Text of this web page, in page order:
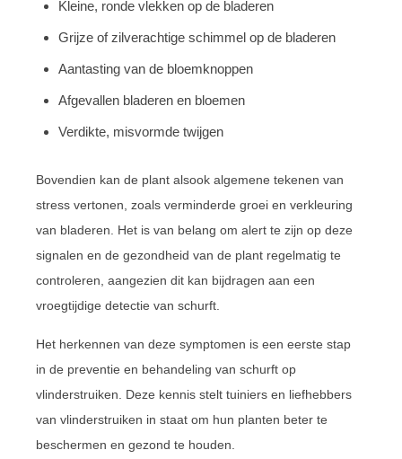
Kleine, ronde vlekken op de bladeren
Grijze of zilverachtige schimmel op de bladeren
Aantasting van de bloemknoppen
Afgevallen bladeren en bloemen
Verdikte, misvormde twijgen
Bovendien kan de plant alsook algemene tekenen van
stress vertonen, zoals verminderde groei en verkleuring
van bladeren. Het is van belang om alert te zijn op deze
signalen en de gezondheid van de plant regelmatig te
controleren, aangezien dit kan bijdragen aan een
vroegtijdige detectie van schurft.
Het herkennen van deze symptomen is een eerste stap
in de preventie en behandeling van schurft op
vlinderstruiken. Deze kennis stelt tuiniers en liefhebbers
van vlinderstruiken in staat om hun planten beter te
beschermen en gezond te houden.